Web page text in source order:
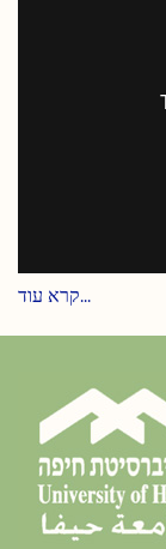
קרא עוד...